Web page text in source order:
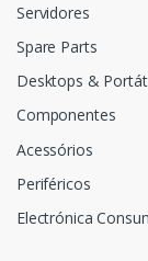
Servidores
Spare Parts
Desktops &
Componentes
Acessórios
Periféricos
Electrónica